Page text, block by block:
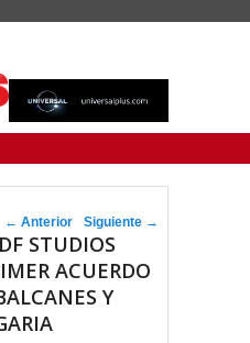
Navegador de artículos
← Anterior Siguiente →
STUDIOS
ACUERDO
Y